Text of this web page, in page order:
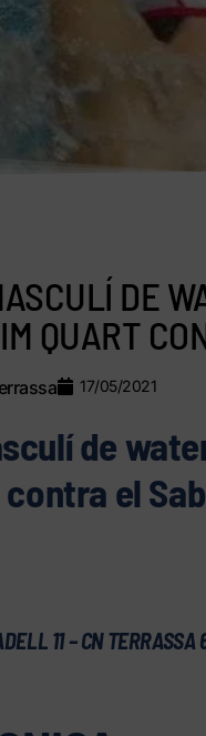
DE
QUART
17/05/2021
de
el
11 – CN TERRASSA